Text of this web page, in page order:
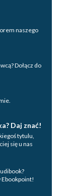
naszego
Dołącz do
Daj znać!
tytulu,
się u nas
Ebookpoint!